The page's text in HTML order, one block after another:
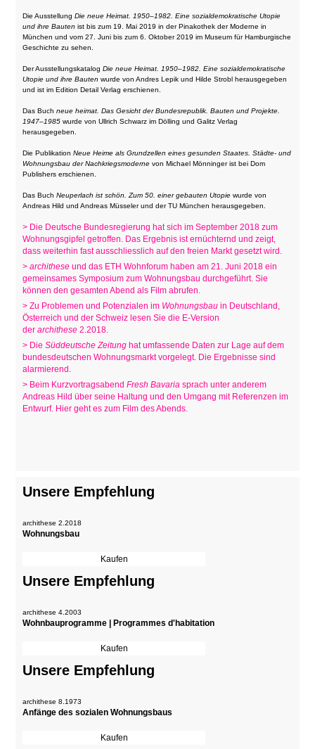
Die AusstellungDie neue Heimat. 1950–1982. Eine sozialdemokratische Utopie
und ihre Bautenist bis zum 19. Mai 2019 in der Pinakothek der Moderne in
München und vom 27. Juni bis zum 6. Oktober 2019 im Museum für Hamburgische
Geschichte zu sehen.
Der AusstellungskatalogDie neue Heimat. 1950–1982. Eine sozialdemokratische
Utopie und ihre Bautenwurde von Andres Lepik und Hilde Strobl herausgegeben
und ist im Edition Detail Verlag erschienen.
Das Buchneue heimat. Das Gesicht der Bundesrepublik. Bauten und Projekte.
1947–1985wurde von Ullrich Schwarz im Dölling und Galitz Verlag
herausgegeben.
Die PublikationNeue Heime als Grundzellen eines gesunden Staates. Städte- und
Wohnungsbau der Nachkriegsmodernevon Michael Mönninger ist bei Dom
Publishers erschienen.
Das BuchNeuperlach ist schön. Zum 50. einer gebauten Utopiewurde von
Andreas Hild und Andreas Müsseler und der TU München herausgegeben.
> Die Deutsche Bundesregierung hat sich im September 2018 zum
Wohnungsgipfel getroffen. Das Ergebnis ist ernüchternd und zeigt,
dass weiterhin fast ausschliesslich auf den freien Markt gesetzt wird.
>archithese und das ETH Wohnforum haben am 21. Juni 2018 ein
gemeinsames Symposium zum Wohnungsbau durchgeführt. Sie
können den gesamten Abend als Film abrufen.
> Zu Problemen und Potenzialen im Wohnungsbau in Deutschland,
Österreich und der Schweiz lesen Sie die E-Version
derarchithese 2.2018.
> DieSüddeutsche Zeitung hat umfassende Daten zur Lage auf dem
bundesdeutschen Wohnungsmarkt vorgelegt. Die Ergebnisse sind
alarmierend.
> Beim KurzvortragsabendFresh Bavaria sprach unter anderem
Andreas Hild über seine Haltung und den Umgang mit Referenzen im
Entwurf. Hier geht es zum Film des Abends.
Unsere Empfehlung
archithese 2.2018
Wohnungsbau
Unsere Empfehlung
archithese 4.2003
Wohnbauprogramme | Programmes d'habitation
Unsere Empfehlung
archithese 8.1973
Anfänge des sozialen Wohnungsbaus